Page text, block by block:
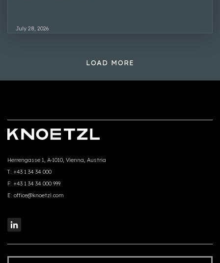
July 28, 2026
LOAD MORE
Herrengasse 1, A-1010, Vienna, Austria
T: +43 1 34 34 000
F: +43 1 34 34 000 999
E: office@knoetzl.com